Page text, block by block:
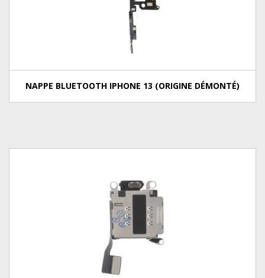
NAPPE BLUETOOTH IPHONE 13 (ORIGINE DÉMONTÉ)